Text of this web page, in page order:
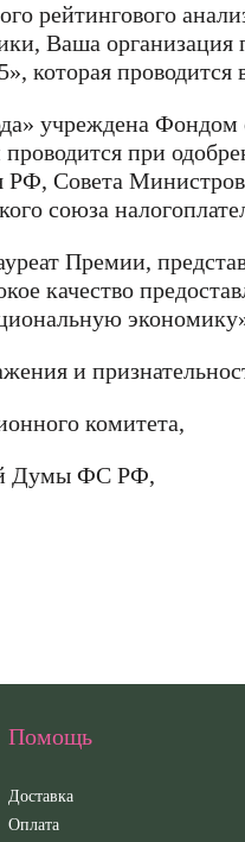
рейтингового
Ваша
которая
учреждена Фондом
при
РФ, Совета
союза
Премии,
качество
и
комитета,
Думы ФС РФ,
Помощь
Доставка
Оплата
Email
Введите
Телефон
Код
Введите
Email
Введите
Пароль
Введите
Фамилия
Телефон
Фамилия
Телефон